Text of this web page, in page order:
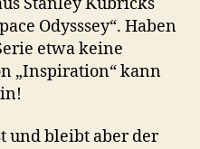
Odysssey“. Haben
etwa keine
„Inspiration“ kann
und bleibt aber der